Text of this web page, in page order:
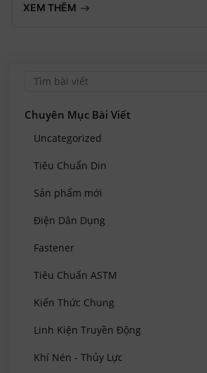
XEM THÊM
Chuyên Mục Bài Viết
Uncategorized
Tiêu Chuẩn Din
Sản phẩm mới
Điện Dân Dụng
Fastener
Tiêu Chuẩn ASTM
Kiến Thức Chung
Linh Kiện Truyền Động
Khí Nén - Thủy Lực